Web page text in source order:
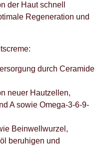
der Haut schnell
Regeneration und
durch Ceramide
neuer Hautzellen,
A sowie Omega-3-6-9-
Beinwellwurzel,
beruhigen und